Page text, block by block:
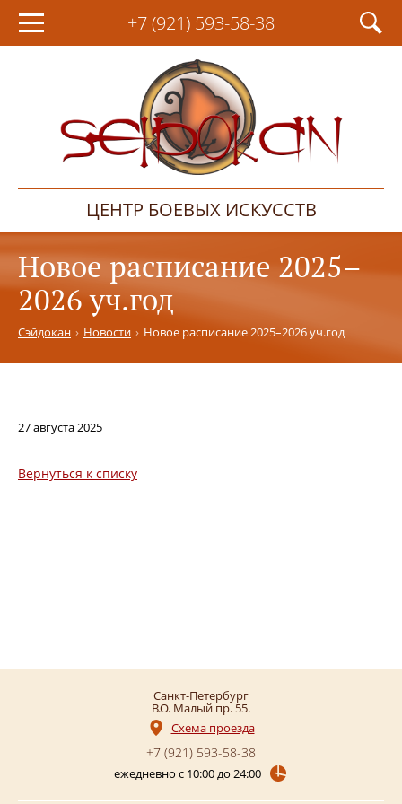
+7 (921) 593-58-38
ЦЕНТР БОЕВЫХ ИСКУССТВ
Новое расписание 2025–
2026 уч.год
Сэйдокан Новости Новое расписание 2025–2026 уч.год
27 августа 2025
Вернуться к списку
Санкт-Петербург
В.О. Малый пр. 55
Схема проезда
+7 (921) 593-58-38
ежедневно с 10:00 до 24:00